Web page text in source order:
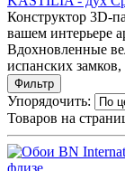
Конструктор 3D-
вашем интерьере
Вдохновленные
испанских
Фильтр
Упорядочить:
Товаров на